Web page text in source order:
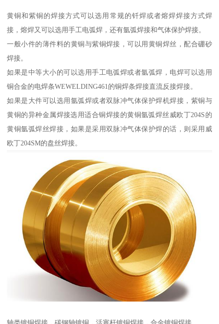
黄铜和紫铜的焊接方式可以选用常规的钎焊或者熔焊焊接方式焊
接，熔焊又可以选用手工电弧焊，还有氩弧焊接和气体保护焊接。
一般小件的薄件料的黄铜与紫铜焊接，可以用黄铜焊丝，配合硼砂
焊接。
如果是中等大小的可以选用手工电弧焊或者氩弧焊，电焊可以选用
铜合金的电焊条WEWELDING461的铜焊条焊接直流反接焊接。
如果是大件可以选用氩弧焊或者双脉冲气体保护焊机焊接，紫铜与
黄铜的异种金属焊接选用适合铜焊接的黄铜氩弧焊丝威欧丁204S的
黄铜氩弧焊丝焊接，如果是采用双脉冲气体保护焊的话，则采用威
欧丁204SM的盘丝焊接。